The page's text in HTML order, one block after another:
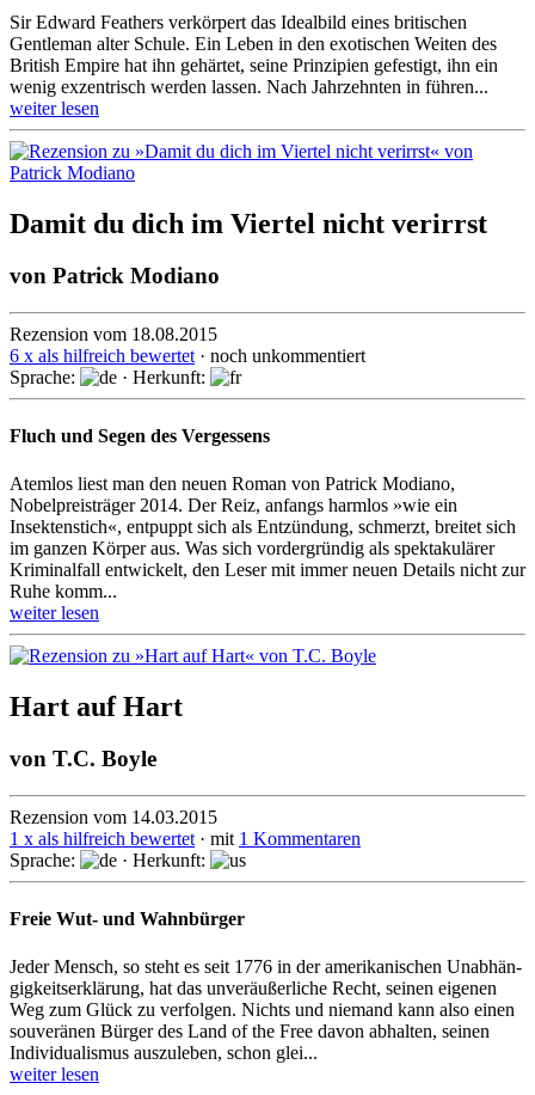
Sir Edward Feathers ver­kör­pert das Ideal­bild ei­nes briti­schen
Gentle­man alter Schule. Ein Le­ben in den exoti­schen Weiten des
British Em­pire hat ihn ge­härtet, seine Prinzi­pien ge­fes­tigt, ihn ein
we­nig ex­zentrisch werden las­sen. Nach Jahrzehn­ten in füh­ren­...
weiter lesen
Damit du dich im Viertel nicht verirrst
von Patrick Modiano
Rezension vom 18.08.2015
6 x als hilfreich bewertet · noch unkommentiert
Sprache:
· Herkunft:
Fluch und Segen des Vergessens
Atemlos liest man den neuen Roman von Patrick Modiano,
Nobelpreisträger 2014. Der Reiz, anfangs harmlos »wie ein
Insekten­stich«, entpuppt sich als Entzündung, schmerzt, breitet sich
im ganzen Körper aus. Was sich vorder­gründig als spektakulärer
Kriminalfall entwickelt, den Leser mit immer neuen Details nicht zur
Ruhe komm...
weiter lesen
Hart auf Hart
von T.C. Boyle
Rezension vom 14.03.2015
1 x als hilfreich bewertet · mit 1 Kommentaren
Sprache:
· Herkunft:
Freie Wut- und Wahnbürger
Jeder Mensch, so steht es seit 1776 in der amerikanischen Un­ab­hän­
gig­keits­er­klä­rung, hat das unveräußerliche Recht, seinen eigenen
Weg zum Glück zu ver­fol­gen. Nichts und niemand kann also einen
souveränen Bürger des Land of the Free davon abhalten, seinen
Individualismus auszuleben, schon glei...
weiter lesen